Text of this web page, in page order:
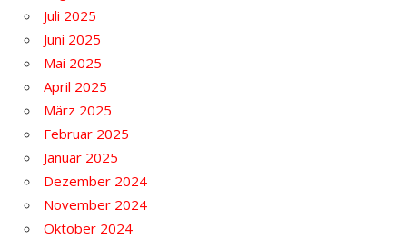
Juli 2025
Juni 2025
Mai 2025
April 2025
März 2025
Februar 2025
Januar 2025
Dezember 2024
November 2024
Oktober 2024